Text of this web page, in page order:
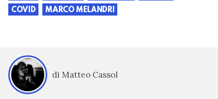
COVID
MARCO MELANDRI
di Matteo Cassol